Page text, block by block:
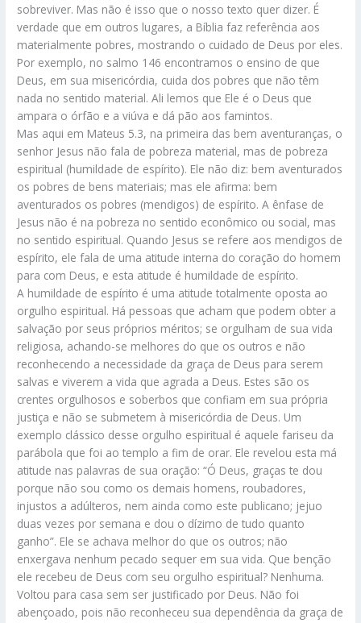
sobreviver. Mas não é isso que o nosso texto quer dizer. É
verdade que em outros lugares, a Bíblia faz referência aos
materialmente pobres, mostrando o cuidado de Deus por eles.
Por exemplo, no salmo 146 encontramos o ensino de que
Deus, em sua misericórdia, cuida dos pobres que não têm
nada no sentido material. Ali lemos que Ele é o Deus que
ampara o órfão e a viúva e dá pão aos famintos.
Mas aqui em Mateus 5.3, na primeira das bem aventuranças, o
senhor Jesus não fala de pobreza material, mas de pobreza
espiritual (humildade de espírito). Ele não diz: bem aventurados
os pobres de bens materiais; mas ele afirma: bem
aventurados os pobres (mendigos) de espírito. A ênfase de
Jesus não é na pobreza no sentido econômico ou social, mas
no sentido espiritual. Quando Jesus se refere aos mendigos de
espírito, ele fala de uma atitude interna do coração do homem
para com Deus, e esta atitude é humildade de espírito.
A humildade de espírito é uma atitude totalmente oposta ao
orgulho espiritual. Há pessoas que acham que podem obter a
salvação por seus próprios méritos; se orgulham de sua vida
religiosa, achando-se melhores do que os outros e não
reconhecendo a necessidade da graça de Deus para serem
salvas e viverem a vida que agrada a Deus. Estes são os
crentes orgulhosos e soberbos que confiam em sua própria
justiça e não se submetem à misericórdia de Deus. Um
exemplo clássico desse orgulho espiritual é aquele fariseu da
parábola que foi ao templo a fim de orar. Ele revelou esta má
atitude nas palavras de sua oração: “Ó Deus, graças te dou
porque não sou como os demais homens, roubadores,
injustos a adúlteros, nem ainda como este publicano; jejuo
duas vezes por semana e dou o dízimo de tudo quanto
ganho”. Ele se achava melhor do que os outros; não
enxergava nenhum pecado sequer em sua vida. Que benção
ele recebeu de Deus com seu orgulho espiritual? Nenhuma.
Voltou para casa sem ser justificado por Deus. Não foi
abençoado, pois não reconheceu sua dependência da graça de